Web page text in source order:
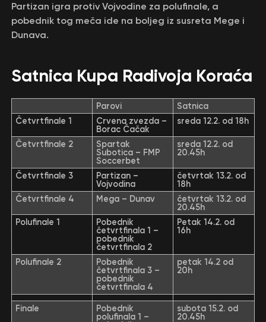
Partizan igra protiv Vojvodine za polufinale, a
pobednik tog meča ide na boljeg iz susreta Mege i
Dunava.
Satnica Kupa Radivoja Koraća
Parovi
Satnica
Četvrtfinale 1
Crvena zvezda –
Borac Čačak
sreda 12.2. od 18h
Četvrtfinale 2 Spartak
Subotica – FMP
Soccerbet
sreda 12.2. od
20.45h
Četvrtfinale 3 Partizan –
Vojvodina
četvrtak 13.2. od
18h
Četvrtfinale 4
Mega – Dunav četvrtak 13.2. od
20.45h
Polufinale 1
Pobednik
četvrtfinala 1 –
pobednik
četvrtfinala 2
Petak 14.2. od
16h
Polufinale 2 Pobednik
četvrtfinala 3 –
pobednik
četvrtfinala 4
petak 14.2 od
20h
Finale Pobednik
polufinala 1 –
subota 15.2. od
20.45h